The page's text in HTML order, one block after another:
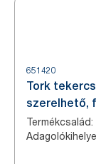
651420
Tork
szerelhető,
Termékcsalád: